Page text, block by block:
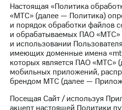
Деньги
связь
Перенести
номер
в МТС
Тарифы
Услуги
Личный
кабинет
Скачать
приложение
Мой
МТС
Акции
Скидка 30%
на связь
Настоящая «Политика
«МТС» (далее — Политика)
и порядок обработки файлов
и обрабатываемых ПАО
и использовании
имеющих доменные имена
которых является ПАО «МТС»
мобильных приложений,
брендом МТС (далее —
Посещая Сайт / используя